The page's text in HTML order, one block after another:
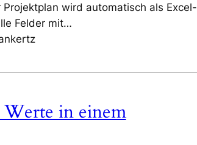
Projektplan wird automatisch als Excel-
Felder mit…
in einem